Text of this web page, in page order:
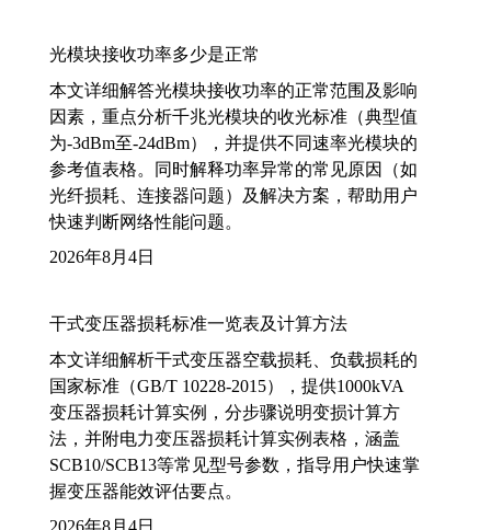
光模块接收功率多少是正常
本文详细解答光模块接收功率的正常范围及影响
因素，重点分析千兆光模块的收光标准（典型值
为-3dBm至-24dBm），并提供不同速率光模块的
参考值表格。同时解释功率异常的常见原因（如
光纤损耗、连接器问题）及解决方案，帮助用户
快速判断网络性能问题。
2026年8月4日
干式变压器损耗标准一览表及计算方法
本文详细解析干式变压器空载损耗、负载损耗的
国家标准（GB/T 10228-2015），提供1000kVA
变压器损耗计算实例，分步骤说明变损计算方
法，并附电力变压器损耗计算实例表格，涵盖
SCB10/SCB13等常见型号参数，指导用户快速掌
握变压器能效评估要点。
2026年8月4日